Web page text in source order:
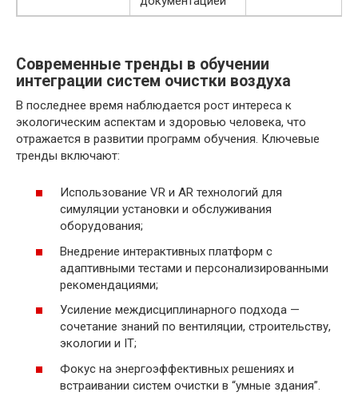
Современные тренды в обучении
интеграции систем очистки воздуха
В последнее время наблюдается рост интереса к
экологическим аспектам и здоровью человека, что
отражается в развитии программ обучения. Ключевые
тренды включают:
Использование VR и AR технологий для
симуляции установки и обслуживания
оборудования;
Внедрение интерактивных платформ с
адаптивными тестами и персонализированными
рекомендациями;
Усиление междисциплинарного подхода —
сочетание знаний по вентиляции, строительству,
экологии и IT;
Фокус на энергоэффективных решениях и
встраивании систем очистки в “умные здания”.